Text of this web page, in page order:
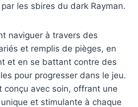
les sbires du dark Rayman.
naviguer à travers des
et remplis de pièges, en
et en se battant contre des
pour progresser dans le jeu.
conçu avec soin, offrant une
et stimulante à chaque